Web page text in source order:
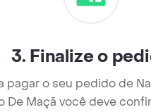
3. Finalize o
pagar o seu pedido de
De Maçã você deve